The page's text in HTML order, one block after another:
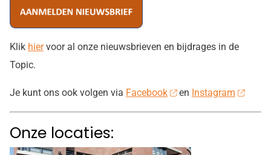
Klik hiervoor al onze nieuwsbrieven en bijdrages in de
Topic.
Je kunt ons ook volgen via Facebook en Instagram
Onze locaties: